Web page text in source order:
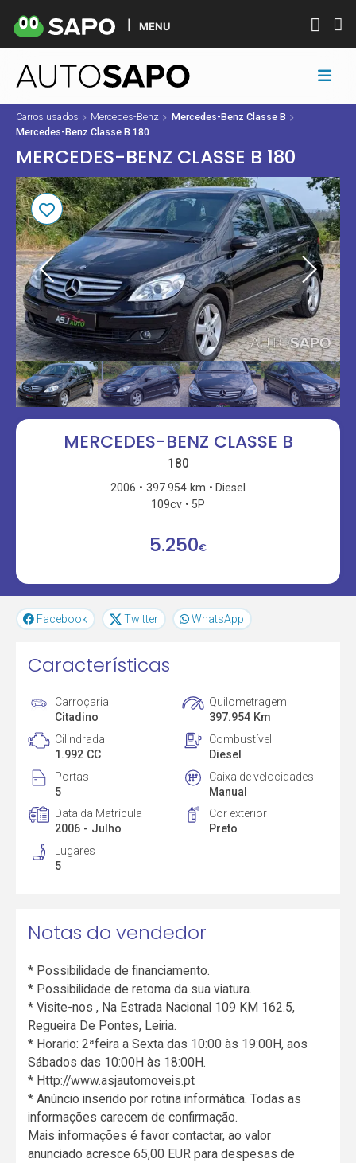
MENU
Carros usados Mercedes-Benz
Mercedes-Benz Classe B
Mercedes-Benz Classe B 180
MERCEDES-BENZ CLASSE B 180
MERCEDES-BENZ CLASSE B
180
2006 397.954 km
Diesel
109cv
5P
5.250€
Facebook Twitter WhatsApp
Características
Carroçaria
Citadino
Quilometragem
397.954 Km
Cilindrada
1.992 CC
Combustível
Diesel
Portas
5
Caixa de velocidades
Manual
Data da Matrícula
2006 - Julho
Cor exterior
Preto
Lugares
5
Notas do vendedor
* Possibilidade de financiamento.
* Possibilidade de retoma da sua viatura.
* Visite-nos , Na Estrada Nacional 109 KM 162.5,
Regueira De Pontes, Leiria.
* Horario: 2ªfeira a Sexta das 10:00 às 19:00H, aos
Sábados das 10:00H às 18:00H.
* Http://www.asjautomoveis.pt
* Anúncio inserido por rotina informática. Todas as
informações carecem de confirmação.
Mais informações é favor contactar, ao valor
anunciado acresce 65,00 EUR para despesas de